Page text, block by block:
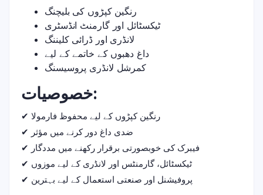
رنگین کپڑوں کی بلیچنگ
ٹیکسٹائل اور گارمنٹ انڈسٹری
لانڈری اور ڈرائی کلیننگ
داغ دھبوں کے خاتمے کے لیے
کمرشل لانڈری پروسیسنگ
خصوصیات:
✔ رنگین کپڑوں کے لیے محفوظ فارمولا
✔ ضدی داغ دور کرنے میں مؤثر
✔ فیبرک کی خوبصورتی برقرار رکھنے میں مددگار
✔ ٹیکسٹائل، گارمنٹس اور لانڈری کے لیے موزوں
✔ پروفیشنل اور صنعتی استعمال کے لیے بہترین